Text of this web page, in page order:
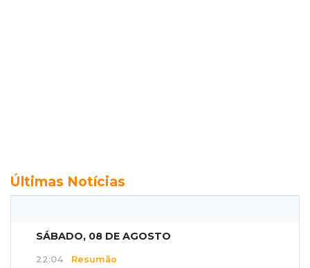
Últimas Notícias
SÁBADO, 08 DE AGOSTO
22:04 Resumão